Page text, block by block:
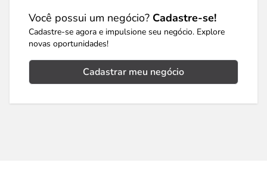
Você possui um negócio? Cadastre-se!
Cadastre-se agora e impulsione seu negócio. Explore
novas oportunidades!
Cadastrar meu negócio